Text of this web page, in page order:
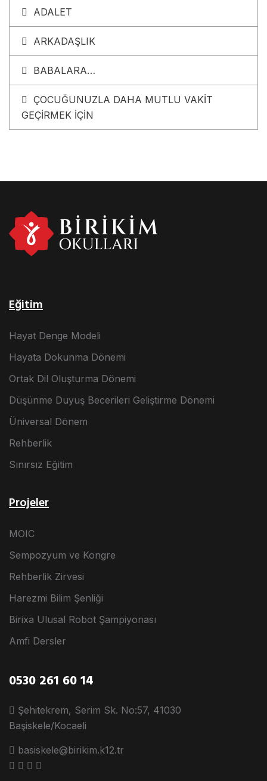
ADALET
ARKADAŞLIK
BABALARA…
ÇOCUĞUNUZLA DAHA MUTLU VAKİT
GEÇİRMEK İÇİN
Eğitim
Hayat Denge Modeli
Hayata Dokunma Dönemi
Ortak Dil Oluşturma Dönemi
Düşünme Duyuş Becerileri Geliştirme Dönemi
Üniversal Dönem
Rehberlik
Sınırsız Eğitim
Projeler
MOIC
Sempozyum ve Kongre
Rehberlik Zirvesi
Harezmi Bilim Şenliği
Birixa Ulusal Robot Şampiyonası
Amfi Dersler
0530 261 60 14
Şehitekrem, Serim Sk. No:57, 41030
Başiskele/Kocaeli
basiskele@birikim.k12.tr